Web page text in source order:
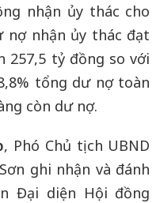
nhận ủy thác cho
nợ nhận ủy thác đạt
257,5 tỷ đồng so với
tổng dư nợ toàn
còn dư nợ.
Phó Chủ tịch UBND
ghi nhận và đánh
Đại diện Hội đồng